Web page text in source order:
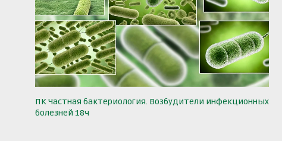
ПК Частная бактериология. Возбудители инфекционных
болезней 18ч